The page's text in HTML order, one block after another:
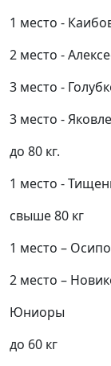
1 место -
2 место -
3 место -
3 место -
до 80 кг.
1 место -
свыше 80 кг
1 место –
2 место –
Юниоры
до 60 кг